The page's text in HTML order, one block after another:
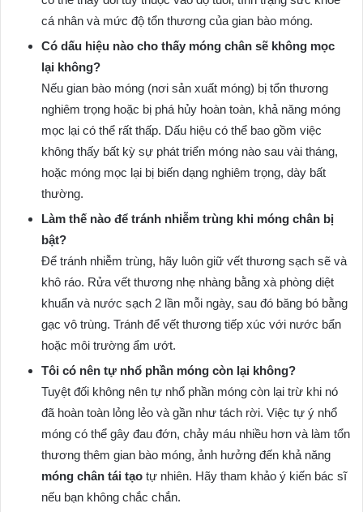
cá nhân và mức độ tổn thương của gian bào móng.
Có dấu hiệu nào cho thấy móng chân sẽ không mọc
lại không?
Nếu gian bào móng (nơi sản xuất móng) bị tổn thương
nghiêm trọng hoặc bị phá hủy hoàn toàn, khả năng móng
mọc lại có thể rất thấp. Dấu hiệu có thể bao gồm việc
không thấy bất kỳ sự phát triển móng nào sau vài tháng,
hoặc móng mọc lại bị biến dạng nghiêm trọng, dày bất
thường.
Làm thế nào để tránh nhiễm trùng khi móng chân bị
bật?
Để tránh nhiễm trùng, hãy luôn giữ vết thương sạch sẽ và
khô ráo. Rửa vết thương nhẹ nhàng bằng xà phòng diệt
khuẩn và nước sạch 2 lần mỗi ngày, sau đó băng bó bằng
gạc vô trùng. Tránh để vết thương tiếp xúc với nước bẩn
hoặc môi trường ẩm ướt.
Tôi có nên tự nhổ phần móng còn lại không?
Tuyệt đối không nên tự nhổ phần móng còn lại trừ khi nó
đã hoàn toàn lỏng lẻo và gần như tách rời. Việc tự ý nhổ
móng có thể gây đau đớn, chảy máu nhiều hơn và làm tổn
thương thêm gian bào móng, ảnh hưởng đến khả năng
móng chân tái tạo tự nhiên. Hãy tham khảo ý kiến bác sĩ
nếu bạn không chắc chắn.